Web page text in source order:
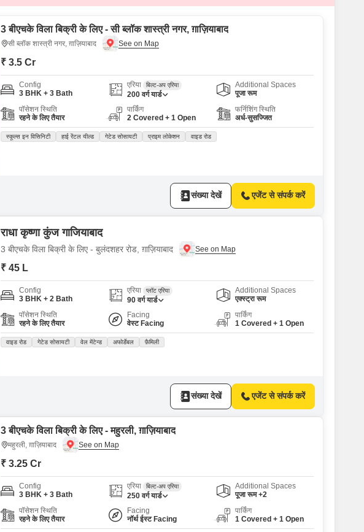
3 बीएचके विला बिक्री के लिए - सी ब्लॉक शास्त्री नगर, ग़ाज़ियाबाद
सी ब्लॉक शास्त्री नगर, ग़ाज़ियाबाद
₹ 3.5 Cr
Config
3 BHK + 3 Bath
एरिया बिल्ट-अप एरिया
200 वर्ग यार्ड
Additional Spaces
पूजा रूम
पॉसेशन स्थिति
रहने के लिए तैयार
पार्किंग
2 Covered + 1 Open
फर्निशिंग स्थिति
अर्ध-सुसज्जित
स्कूल्स इन विसिनिटी हाई रेंटल यील्ड गेटेड सोसायटी प्राइम लोकेशन वाइड रोड
संख्या देखें एजेंट से संपर्क करें
राधा कृष्णा कुंज गाजियाबाद
3 बीएचके विला बिक्री के लिए - बुलंदशहर रोड, ग़ाज़ियाबाद
₹ 45 L
Config
3 BHK + 2 Bath
एरिया प्लॉट एरिया
90 वर्ग यार्ड
Additional Spaces
एक्स्ट्रा रूम
पॉसेशन स्थिति
रहने के लिए तैयार
Facing
वेस्ट Facing
पार्किंग
1 Covered + 1 Open
वाइड रोड गेटेड सोसायटी वेल मेंटेन्ड अफोर्डेबल फ़ैमिली
संख्या देखें एजेंट से संपर्क करें
3 बीएचके विला बिक्री के लिए - महुरली, ग़ाज़ियाबाद
महुरली, ग़ाज़ियाबाद
₹ 3.25 Cr
Config
3 BHK + 3 Bath
एरिया बिल्ट-अप एरिया
250 वर्ग यार्ड
Additional Spaces
पूजा रूम +2
पॉसेशन स्थिति
रहने के लिए तैयार
Facing
नॉर्थ ईस्ट Facing
पार्किंग
1 Covered + 1 Open